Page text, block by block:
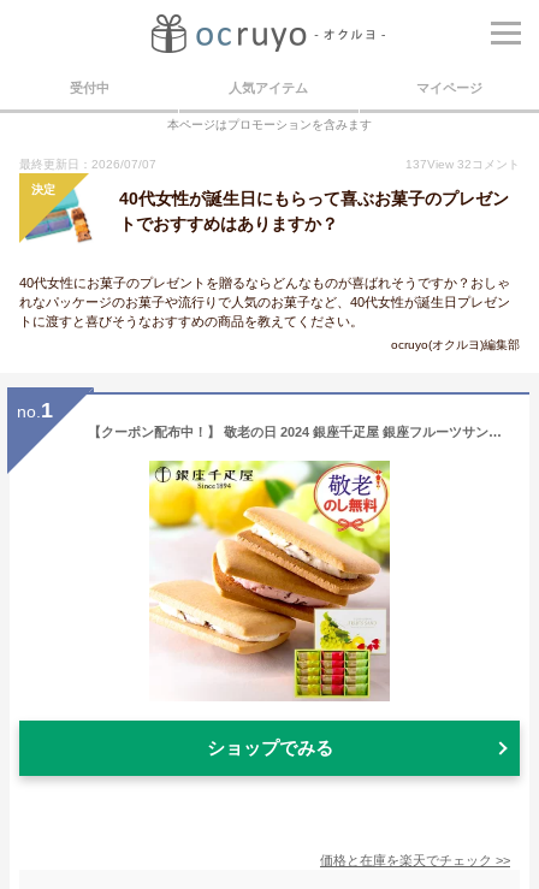
受付中 人気アイテム マイページ
本ページはプロモーションを含みます
最終更新日：2026/07/07 137View 32 コメント
決定
40代女性が誕生日にもらって喜ぶお菓子のプレゼン
トでおすすめはありますか？
40代女性にお菓子のプレゼントを贈るならどんなものが喜ばれそうですか？おしゃ
れなパッケージのお菓子や流行りで人気のお菓子など、40代女性が誕生日プレゼン
トに渡すと喜びそうなおすすめの商品を教えてください。
ocruyo(オクルヨ)編集部
no. 1
【クーポン配布中！】 敬老の日 2024 銀座千疋屋 銀座フルーツサンド 3種 15個 SK143 千疋屋 フルーツサンド クッキー 焼き菓子 洋菓子 スイーツ フルーツ ギフト 常温 日持ち 個包装 おしゃれ 内祝い 誕生日 お祝い 内祝い 御礼 結婚内祝い 出産内祝い 送料無料 お供え
ショップでみる
価格と在庫を楽天でチェック >>